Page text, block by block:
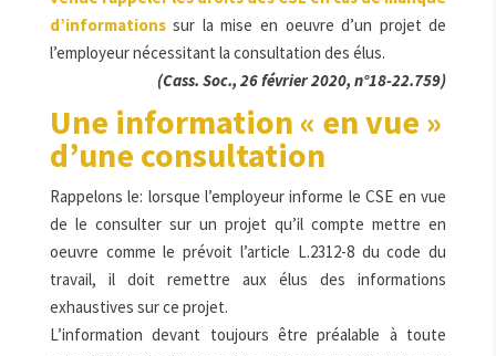
d’informationssur la mise en oeuvre d’un projet de
l’employeur nécessitant la consultation des élus.
(Cass. Soc., 26 février 2020, n°18-22.759)
Une information « en vue »
d’une consultation
Rappelons le: lorsque l’employeur informe le CSE en vue
de le consulter sur un projet qu’il compte mettre en
oeuvre comme le prévoit l’article L.2312-8 du code du
travail, il doit remettre aux élus des informations
exhaustives sur ce projet.
L’information devant toujours être préalable à toute